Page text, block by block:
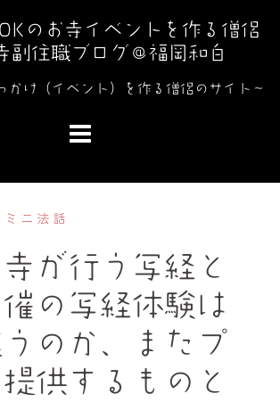
のお寺イベントを作る僧侶
副住職ブログ＠福岡和白
かけ（イベント）を作る僧侶のサイト～
ニ法話
が行う写経と
の写経体験は
うのか、またプ
供するものと